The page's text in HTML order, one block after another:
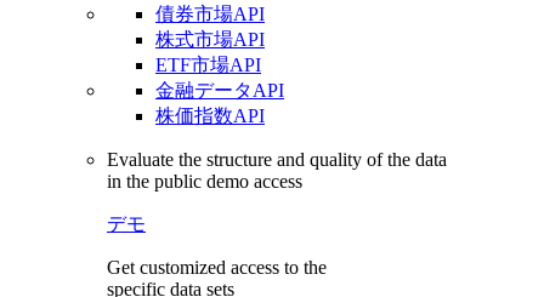
債券市場API
株式市場API
ETF市場API
金融データAPI
株価指数API
Evaluate the structure and quality of the data
in the public demo access
デモ
Get customized access to the
specific data sets